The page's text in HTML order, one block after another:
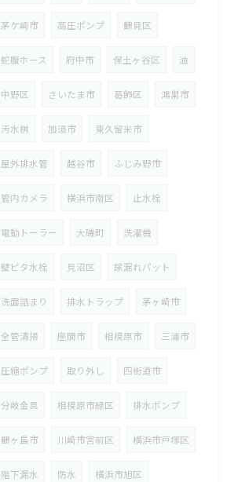
茅ケ崎市 高圧ポンプ 鶴見区
蛇腹ホース 府中市 保土ヶ谷区 油
中野区 さいたま市 葛飾区 鴻巣市
汚水桝 加須市 東久留米市
屋外排水管 越谷市 ふじみ野市
管内カメラ 横浜市南区 止水栓
電動トーラー 大磯町 洗濯機
壁ピタ水栓 見沼区 尿漏れパット
洗面詰まり 排水トラップ 茅ヶ崎市
全管清掃 座間市 相模原市 三浦市
圧縮ポンプ 取り外し 四街道市
分岐金具 相模原市緑区 排水ポンプ
鶴ヶ島市 川崎市宮前区 横浜市戸塚区
階下漏水 防水 横浜市旭区